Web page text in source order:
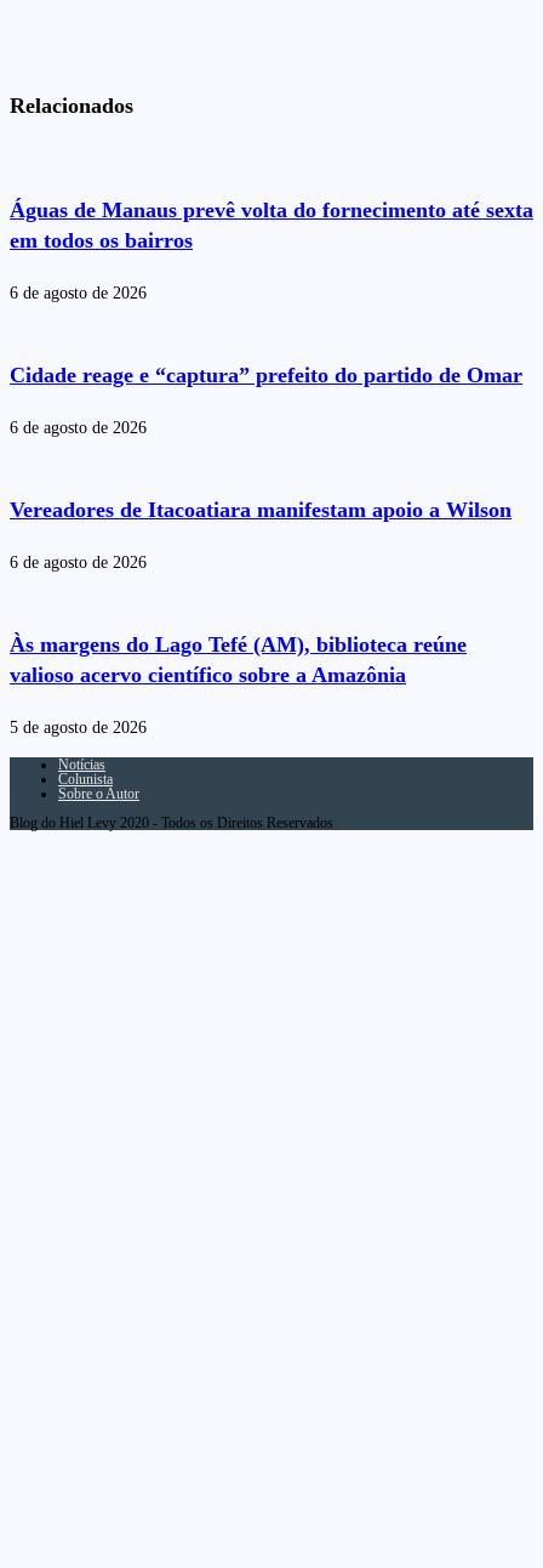
Relacionados
Águas de Manaus prevê volta do fornecimento até sexta
em todos os bairros
6 de agosto de 2026
Cidade reage e “captura” prefeito do partido de Omar
6 de agosto de 2026
Vereadores de Itacoatiara manifestam apoio a Wilson
6 de agosto de 2026
Às margens do Lago Tefé (AM), biblioteca reúne
valioso acervo científico sobre a Amazônia
5 de agosto de 2026
Notícias
Colunista
Sobre o Autor
Blog do Hiel Levy 2020 - Todos os Direitos Reservados